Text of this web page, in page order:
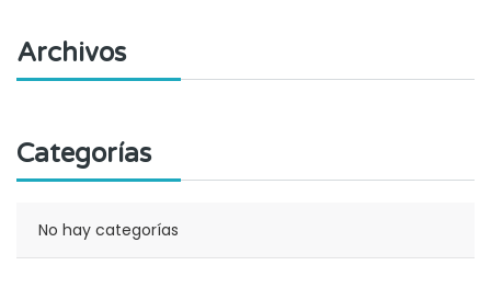
Archivos
Categorías
No hay categorías